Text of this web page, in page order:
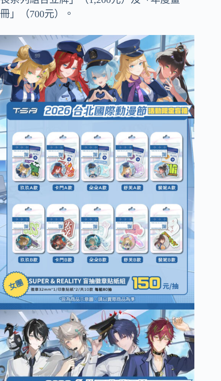
冊」（700元）。